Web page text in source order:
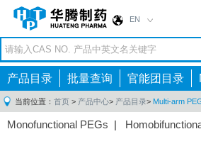
EN
产品目录 批量查询 官能团目录
当前位置： 首页 > 产品中心> 产品目录> Multi-arm
Monofunctional PEGs |